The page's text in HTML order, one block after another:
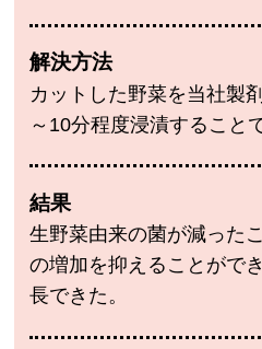
解決方法
カットした野菜を当社製
～10分程度浸漬すること
結果
生野菜由来の菌が減った
の増加を抑えることがで
長できた。